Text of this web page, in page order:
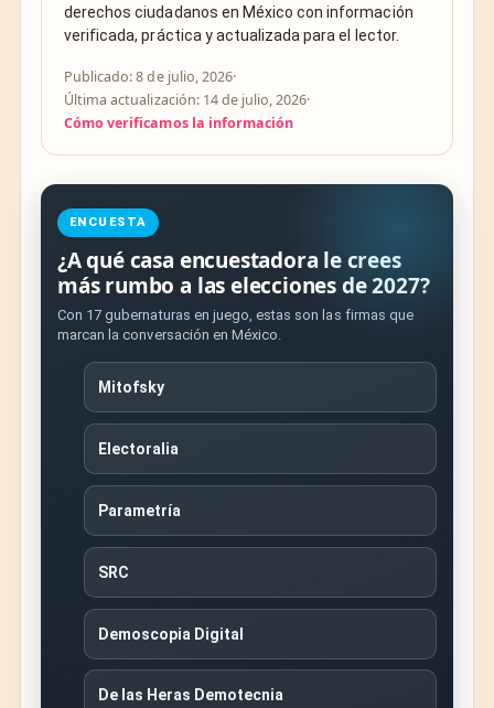
derechos ciudadanos en México con información
verificada, práctica y actualizada para el lector.
Publicado: 8 de julio, 2026·
Última actualización: 14 de julio, 2026·
Cómo verificamos la información
ENCUESTA
¿A qué casa encuestadora le crees
más rumbo a las elecciones de 2027?
Con 17 gubernaturas en juego, estas son las firmas que
marcan la conversación en México.
Mitofsky
Electoralia
Parametría
SRC
Demoscopia Digital
De las Heras Demotecnia